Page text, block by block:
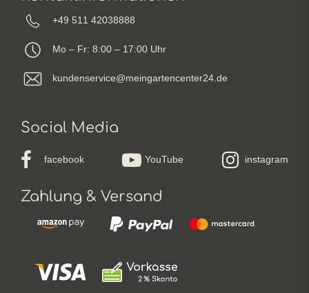
+49 511 42038888
Mo – Fr: 8:00 – 17:00 Uhr
kundenservice@meingartencenter24.de
Social Media
facebook YouTube instagram
Zahlung & Versand